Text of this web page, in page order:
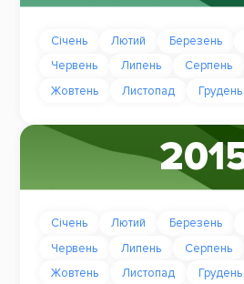
Січень Лютий Березень
Червень
Липень Серпень
Жовтень
Листопад Грудень
Січень Лютий Березень
Червень
Липень Серпень
Жовтень
Листопад Грудень